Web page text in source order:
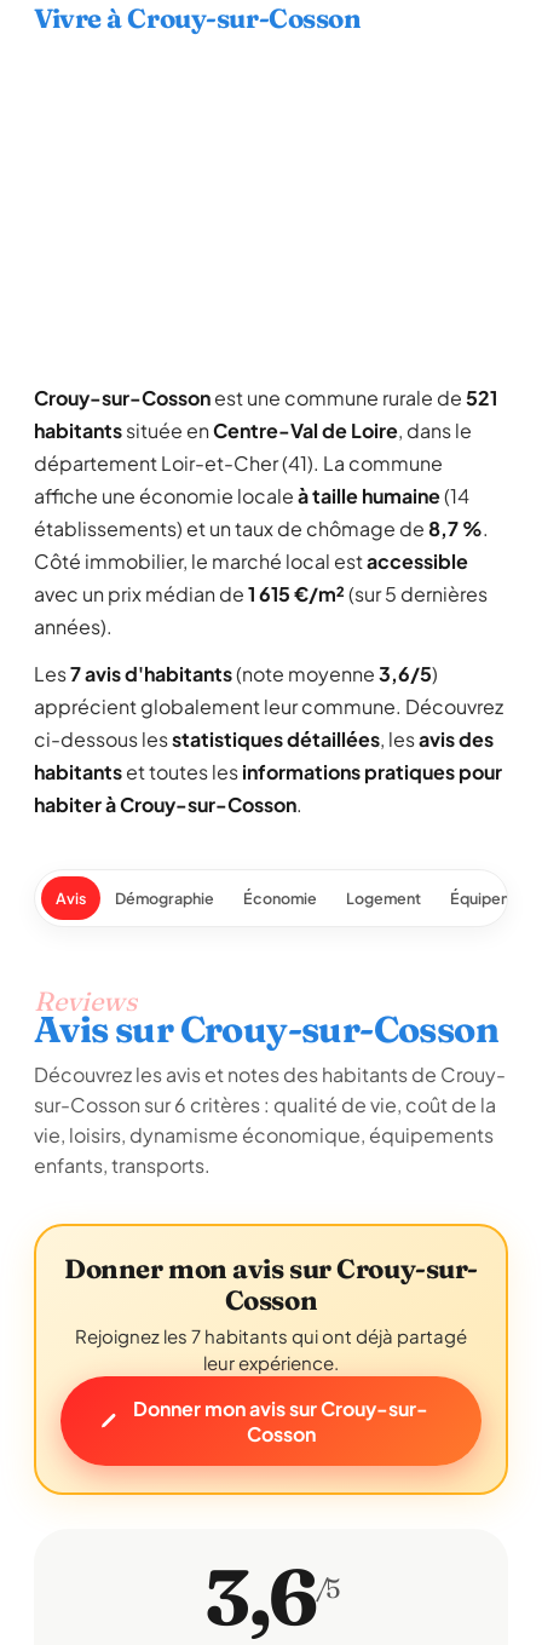
Vivre à Crouy-sur-Cosson
Crouy-sur-Cossonest une commune rurale de521
habitantssituée enCentre-Val de Loire, dans le
département Loir-et-Cher (41). La commune
affiche une économie localeà taille humaine(14
établissements) et un taux de chômage de8,7 %.
Côté immobilier, le marché local estaccessible
avec un prix médian de1 615 €/m²(sur 5 dernières
années).
Les7 avis d'habitants(note moyenne3,6/5)
apprécient globalement leur commune. Découvrez
ci-dessous lesstatistiques détaillées, lesavis des
habitantset toutes lesinformations pratiques pour
habiter à Crouy-sur-Cosson.
Avis Démographie Économie Logement
Reviews
Avis sur Crouy-sur-Cosson
Découvrez les avis et notes des habitants de Crouy-
sur-Cosson sur 6 critères : qualité de vie, coût de la
vie, loisirs, dynamisme économique, équipements
enfants, transports.
Donner mon avis sur Crouy-sur-
Cosson
Rejoignez les 7 habitants qui ont déjà partagé
leur expérience.
Donner mon avis sur Crouy-sur-
Cosson
3,6/5